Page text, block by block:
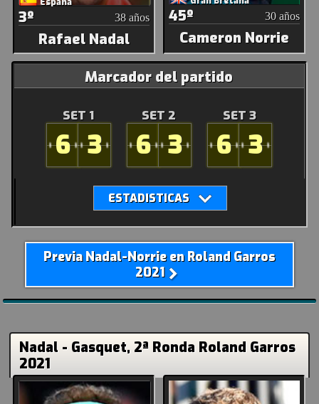
3º 38 años
Rafael Nadal
45º 30 años
Cameron Norrie
Marcador del partido
SET 1
6 3
SET 2
6 3
SET 3
6 3
Previa Nadal-Norrie en Roland Garros
2021
Nadal - Gasquet, 2ª Ronda Roland Garros
2021